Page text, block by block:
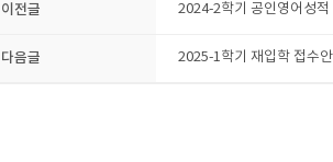
이전글 2024-2학기 공인영어성적
다음글 2025-1학기 재입학 접수안